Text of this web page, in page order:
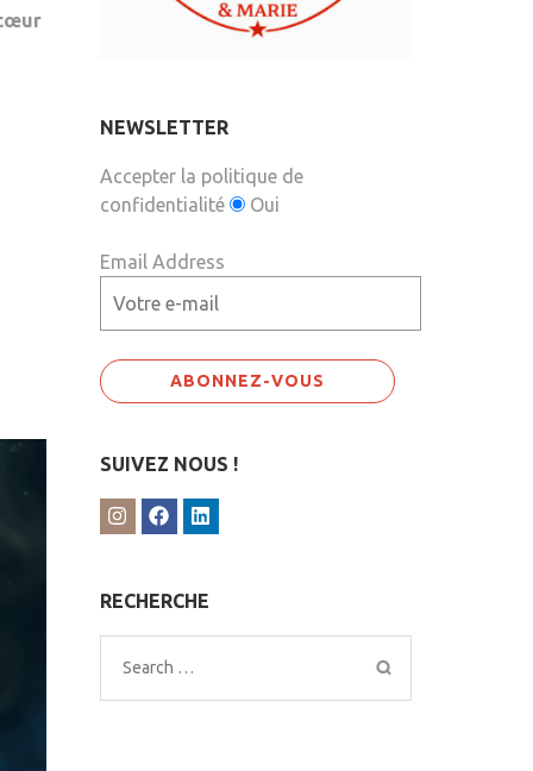
NEWSLETTER
Accepter la politique de
confidentialité
Oui
Email Address
SUIVEZ NOUS !
RECHERCHE
Search
for: